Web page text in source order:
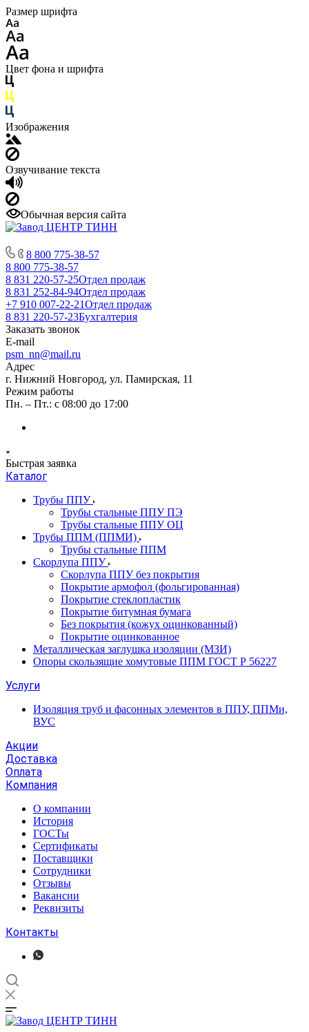
Размер шрифта
Цвет фона и шрифта
Изображения
Озвучивание текста
Обычная версия сайта
8 800 775-38-57
8 800 775-38-57
8 831 220-57-25Отдел продаж
8 831 252-84-94Отдел продаж
+7 910 007-22-21Отдел продаж
8 831 220-57-23Бухгалтерия
Заказать звонок
E-mail
psm_nn@mail.ru
Адрес
г. Нижний Новгород, ул. Памирская, 11
Режим работы
Пн. – Пт.: с 08:00 до 17:00
Быстрая заявка
Каталог
Трубы ППУ
Трубы стальные ППУ ПЭ
Трубы стальные ППУ ОЦ
Трубы ППМ (ППМИ)
Трубы стальные ППМ
Скорлупа ППУ
Скорлупа ППУ без покрытия
Покрытие армофол (фольгированная)
Покрытие стеклопластик
Покрытие битумная бумага
Без покрытия (кожух оцинкованный)
Покрытие оцинкованное
Металлическая заглушка изоляции (МЗИ)
Опоры скользящие хомутовые ППМ ГОСТ Р 56227
Услуги
Изоляция труб и фасонных элементов в ППУ, ППМи,
ВУС
Акции
Доставка
Оплата
Компания
О компании
История
ГОСТы
Сертификаты
Поставщики
Сотрудники
Отзывы
Вакансии
Реквизиты
Контакты